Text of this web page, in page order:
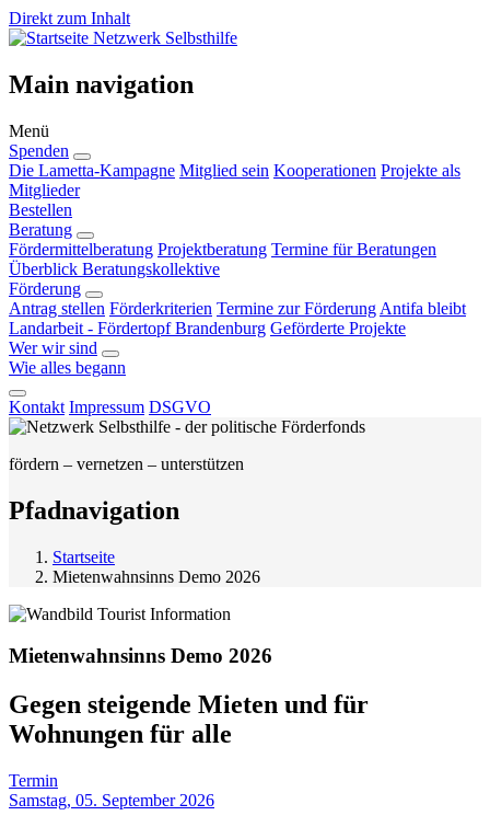
Direkt zum Inhalt
Netzwerk Selbsthilfe
Main navigation
Menü
Spenden
Die Lametta-Kampagne Mitglied sein Kooperationen Projekte als
Mitglieder
Bestellen
Beratung
Fördermittelberatung Projektberatung Termine für Beratungen
Überblick Beratungskollektive
Förderung
Antrag stellen Förderkriterien Termine zur Förderung Antifa bleibt
Landarbeit - Fördertopf Brandenburg Geförderte Projekte
Wer wir sind
Wie alles begann
Kontakt Impressum DSGVO
fördern – vernetzen – unterstützen
Pfadnavigation
Startseite
Mietenwahnsinns Demo 2026
Mietenwahnsinns Demo 2026
Gegen steigende Mieten und für
Wohnungen für alle
Termin
Samstag, 05. September 2026